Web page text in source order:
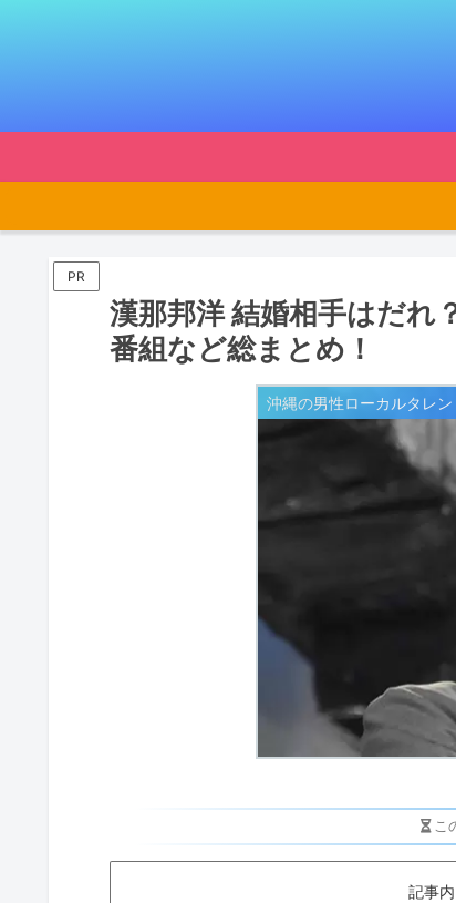
PR
漢那邦洋 結婚相手はだれ
番組など総まとめ！
沖縄の男性ローカルタレン
こ
記事